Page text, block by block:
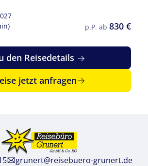
p.P. ab 830 €
den Reisedetails
jetzt anfragen
grunert@reisebuero-grunert.de